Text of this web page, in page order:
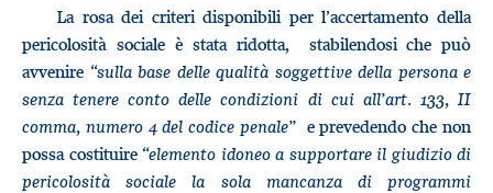
La rosa dei criteri disponibili per l’accertamento della
pericolosità sociale è stata ridotta, stabilendosi che può
avvenire “sulla base delle qualità soggettive della persona e
senza tenere conto delle condizioni di cui all’art. 133, II
comma, numero 4 del codice penale” e prevedendo che non
possa costituire “elemento idoneo a supportare il giudizio di
pericolosità sociale la sola mancanza di programmi